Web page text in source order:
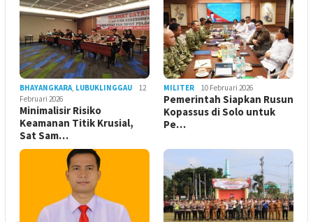
BHAYANGKARA, LUBUKLINGGAU
12
Februari 2026
Minimalisir Risiko
Keamanan Titik Krusial,
Sat Sam…
MILITER 10 Februari 2026
Pemerintah Siapkan Rusun
Kopassus di Solo untuk
Pe…